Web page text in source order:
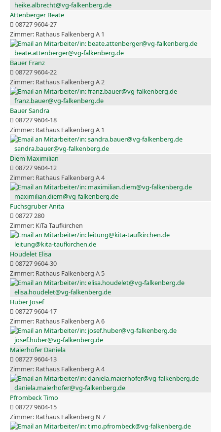
heike.albrecht@vg-falkenberg.de
Attenberger Beate
08727 9604-27
Rathaus Falkenberg A 1
beate.attenberger@vg-falkenberg.de
Bauer Franz
08727 9604-22
Rathaus Falkenberg A 2
franz.bauer@vg-falkenberg.de
Bauer Sandra
08727 9604-18
Rathaus Falkenberg A 1
sandra.bauer@vg-falkenberg.de
Diem Maximilian
08727 9604-12
Rathaus Falkenberg A 4
maximilian.diem@vg-falkenberg.de
Fuchsgruber Anita
08727 280
KiTa Taufkirchen
leitung@kita-taufkirchen.de
Houdelet Elisa
08727 9604-30
Rathaus Falkenberg A 5
elisa.houdelet@vg-falkenberg.de
Huber Josef
08727 9604-17
Rathaus Falkenberg A 6
josef.huber@vg-falkenberg.de
Maierhofer Daniela
08727 9604-13
Rathaus Falkenberg A 4
daniela.maierhofer@vg-falkenberg.de
Pfrombeck Timo
08727 9604-15
Rathaus Falkenberg N 7